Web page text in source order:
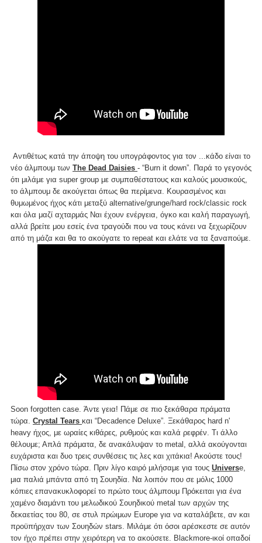
Αντιθέτως κατά την άποψη του υπογράφοντος για τον ...κάδο είναι το
νέο άλμπουμ των The Dead Daisies - “Burn it down”. Παρά το γεγονός
ότι μιλάμε για super group με συμπαθέστατους και καλούς μουσικούς,
το άλμπουμ δε ακούγεται όπως θα περίμενα. Κουρασμένος και
θυμωμένος ήχος κάτι μεταξύ alternative/grunge/hard rock/classic rock
και όλα μαζί αχταρμάς Ναι έχουν ενέργεια, όγκο και καλή παραγωγή,
αλλά βρείτε μου εσείς ένα τραγούδι που να τους κάνει να ξεχωρίζουν
από τη μάζα και θα το ακούγατε το repeat και ελάτε να τα ξαναπούμε.
Soon forgotten case. Άντε γεια! Πάμε σε πιο ξεκάθαρα πράματα
τώρα. Crystal Tears και “Decadence Deluxe”. Ξεκάθαρος hard n'
heavy ήχος, με ωραίες κιθάρες, ρυθμούς και καλά ρεφρέν. Τι άλλο
θέλουμε; Απλά πράματα, δε ανακάλυψαν το metal, αλλά ακούγονται
ευχάριστα και δυο τρεις συνθέσεις τις λες και χιτάκια! Ακούστε τους!
Πίσω στον χρόνο τώρα. Πριν λίγο καιρό μιλήσαμε για τους Universe,
μια παλιά μπάντα από τη Σουηδία. Να λοιπόν που σε μόλις 1000
κόπιες επανακυκλοφορεί το πρώτο τους άλμπουμ Πρόκειται για ένα
χαμένο διαμάντι του μελωδικού Σουηδικού metal των αρχών της
δεκαετίας του 80, σε στυλ πρώιμων Εurope για να καταλάβετε, αν και
προϋπήρχαν των Σουηδών stars. Μιλάμε ότι όσοι αρέσκεστε σε αυτόν
τον ήχο πρέπει στην χειρότερη να το ακούσετε. Blackmore-ικοί οπαδοί